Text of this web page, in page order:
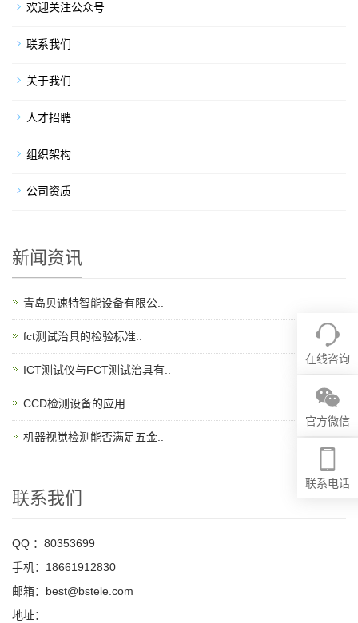
欢迎关注公众号
联系我们
关于我们
人才招聘
组织架构
公司资质
新闻资讯
青岛贝速特智能设备有限公..
fct测试治具的检验标准..
ICT测试仪与FCT测试治具有..
CCD检测设备的应用
机器视觉检测能否满足五金..
联系我们
QQ ：80353699
手机：18661912830
邮箱：best@bstele.com
地址：
在线咨询
官方微信
联系电话